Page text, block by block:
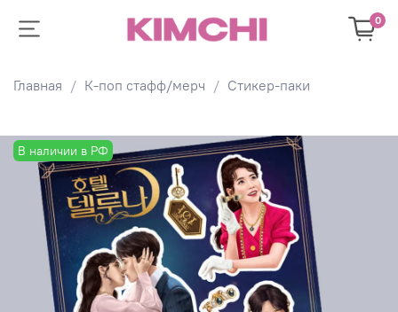
0
Главная К-поп стафф/мерч Стикер-паки
В наличии в РФ